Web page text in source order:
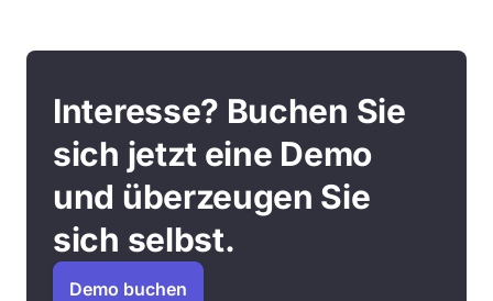
Interesse? Buchen Sie
sich jetzt eine Demo
und überzeugen Sie
sich selbst.
Demo buchen